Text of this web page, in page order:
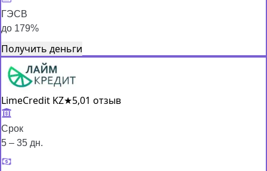
ГЭСВ
до 179%
Получить деньги
LimeCredit KZ★5,01 отзыв
Срок
5 – 35 дн.